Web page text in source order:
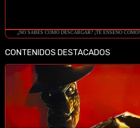
¿NO SABES COMO DESCARGAR? ¡TE ENSEÑO COMO!
CONTENIDOS DESTACADOS